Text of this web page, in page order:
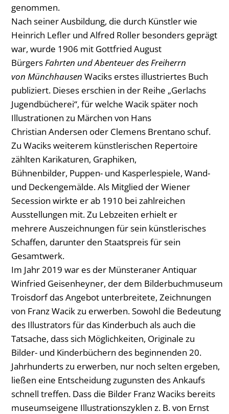
genommen.
Nach seiner Ausbildung, die durch Künstler wie
Heinrich Lefler und Alfred Roller besonders geprägt
war, wurde 1906 mit Gottfried August
BürgersFahrten und Abenteuer des Freiherrn
von Münchhausen Waciks erstes illustriertes Buch
publiziert. Dieses erschien in der Reihe „Gerlachs
Jugendbücherei“, für welche Wacik später noch
Illustrationen zu Märchen von Hans
Christian Andersen oder Clemens Brentano schuf.
Zu Waciks weiterem künstlerischen Repertoire
zählten Karikaturen, Graphiken,
Bühnenbilder, Puppen- und Kasperlespiele, Wand-
und Deckengemälde. Als Mitglied der Wiener
Secession wirkte er ab 1910 bei zahlreichen
Ausstellungen mit. Zu Lebzeiten erhielt er
mehrere Auszeichnungen für sein künstlerisches
Schaffen, darunter den Staatspreis für sein
Gesamtwerk.
Im Jahr 2019 war es der Münsteraner Antiquar
Winfried Geisenheyner, der dem Bilderbuchmuseum
Troisdorf das Angebot unterbreitete, Zeichnungen
von Franz Wacik zu erwerben. Sowohl die Bedeutung
des Illustrators für das Kinderbuch als auch die
Tatsache, dass sich Möglichkeiten, Originale zu
Bilder- und Kinderbüchern des beginnenden 20.
Jahrhunderts zu erwerben, nur noch selten ergeben,
ließen eine Entscheidung zugunsten des Ankaufs
schnell treffen. Dass die Bilder Franz Waciks bereits
museumseigene Illustrationszyklen z. B. von Ernst